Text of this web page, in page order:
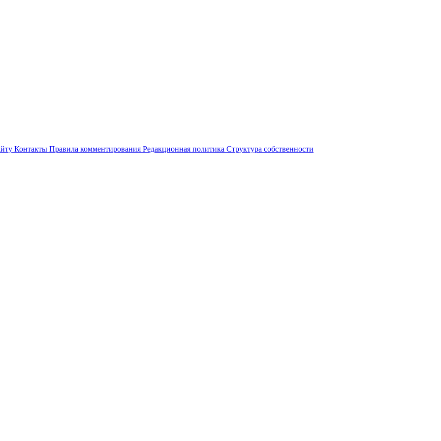
Контакты Правила комментирования Редакционная политика Структура собственности